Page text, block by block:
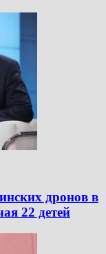
дронов в
22 детей